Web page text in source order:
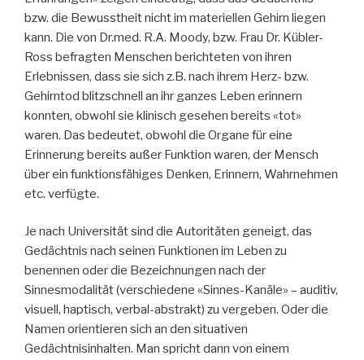
bzw. die Bewusstheit nicht im materiellen Gehirn liegen
kann. Die von Dr.med. R.A. Moody, bzw. Frau Dr. Kübler-
Ross befragten Menschen berichteten von ihren
Erlebnissen, dass sie sich z.B. nach ihrem Herz- bzw.
Gehirntod blitzschnell an ihr ganzes Leben erinnern
konnten, obwohl sie klinisch gesehen bereits «tot»
waren. Das bedeutet, obwohl die Organe für eine
Erinnerung bereits außer Funktion waren, der Mensch
über ein funktionsfähiges Denken, Erinnern, Wahrnehmen
etc. verfügte.
Je nach Universität sind die Autoritäten geneigt, das
Gedächtnis nach seinen Funktionen im Leben zu
benennen oder die Bezeichnungen nach der
Sinnesmodalität (verschiedene «Sinnes-Kanäle» – auditiv,
visuell, haptisch, verbal-abstrakt) zu vergeben. Oder die
Namen orientieren sich an den situativen
Gedächtnisinhalten. Man spricht dann von einem